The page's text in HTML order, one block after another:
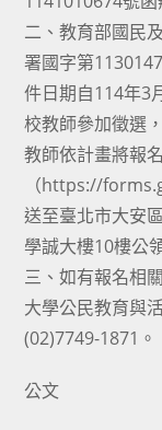
二、教育部國民
署國字第
件日期自114年3
校教師參加徵選
教師依計畫將報
（https://
送至臺北市大安
學誠大樓10樓公
三、如有報名相
大學公民教育與
(02)7749-1871。
公文